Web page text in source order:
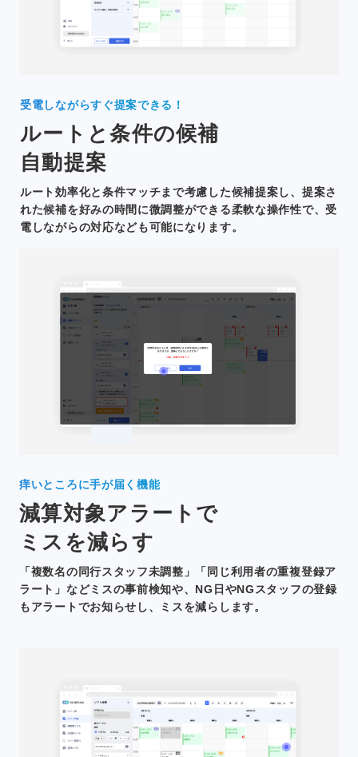
受電しながらすぐ提案できる！
ルートと条件の候補
自動提案
ルート効率化と条件マッチまで考慮した候補提案し、提案さ
れた候補を好みの時間に微調整ができる柔軟な操作性で、受
電しながらの対応なども可能になります。
痒いところに手が届く機能
減算対象アラートで
ミスを減らす
「複数名の同行スタッフ未調整」「同じ利用者の重複登録ア
ラート」などミスの事前検知や、NG日やNGスタッフの登録
もアラートでお知らせし、ミスを減らします。